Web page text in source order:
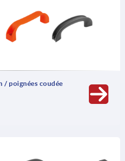
ainsi que les poignées
qui se distinguent par leurs
d’autres modèles de notre
».
/ poignées coudée